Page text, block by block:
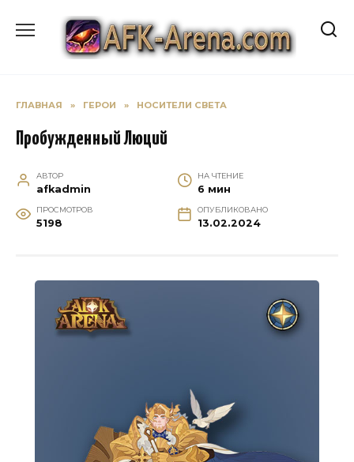
содержанию
ГЛАВНАЯ » ГЕРОИ » НОСИТЕЛИ СВЕТА
Пробужденный Люций
АВТОР
afkadmin
НА ЧТЕНИЕ
6 мин
ПРОСМОТРОВ
5198
ОПУБЛИКОВАНО
13.02.2024